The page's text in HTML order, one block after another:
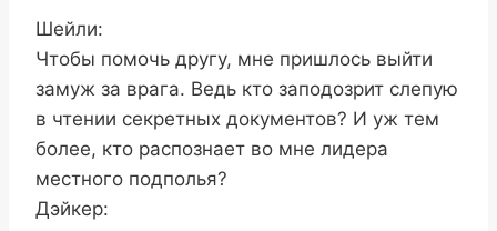
Шейли:
Чтобы помочь другу, мне пришлось выйти
замуж за врага. Ведь кто заподозрит слепую
в чтении секретных документов? И уж тем
более, кто распознает во мне лидера
местного подполья?
Дэйкер: